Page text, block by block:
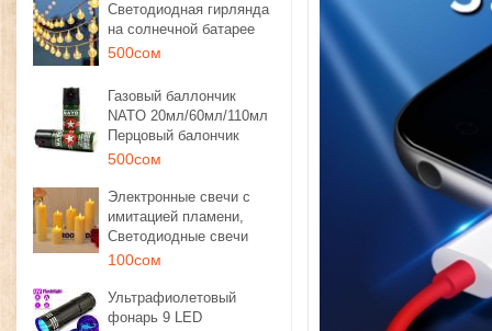
Светодиодная гирлянда
на солнечной батарее
500сом
Газовый баллончик
NATO 20мл/60мл/110мл
Перцовый балончик
500сом
Электронные свечи с
имитацией пламени,
Светодиодные свечи
100сом
Ультрафиолетовый
фонарь 9 LED